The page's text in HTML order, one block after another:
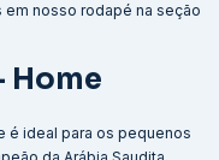
nosso rodapé na seção
é ideal para os pequenos